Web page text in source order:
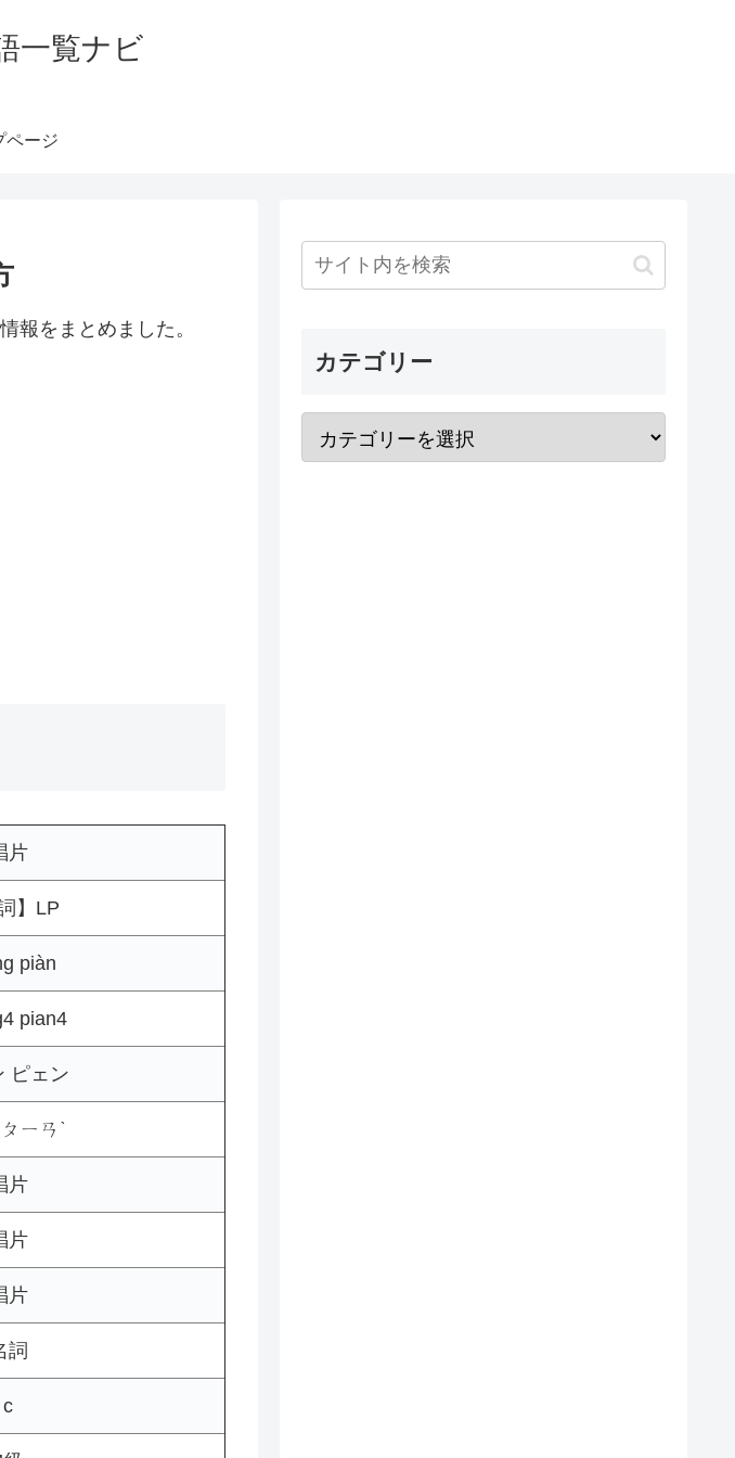
一覧ナビ
ページ
報をまとめました。
片
】LP
piàn
pian4
ピェン
ㄧㄢˋ
片
片
片
詞
c
カテゴリー